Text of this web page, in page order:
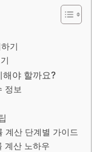
기
해야 할까요?
정보
계산 단계별 가이드
계산 노하우